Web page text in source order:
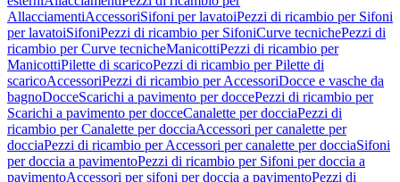
AllacciamentiAccessoriSifoni per lavatoiPezzi di ricambio per Sifoni
per lavatoiSifoniPezzi di ricambio per SifoniCurve tecnichePezzi di
ricambio per Curve tecnicheManicottiPezzi di ricambio per
ManicottiPilette di scaricoPezzi di ricambio per Pilette di
scaricoAccessoriPezzi di ricambio per AccessoriDocce e vasche da
bagnoDocceScarichi a pavimento per doccePezzi di ricambio per
Scarichi a pavimento per docceCanalette per docciaPezzi di
ricambio per Canalette per docciaAccessori per canalette per
docciaPezzi di ricambio per Accessori per canalette per docciaSifoni
per doccia a pavimentoPezzi di ricambio per Sifoni per doccia a
pavimentoAccessori per sifoni per doccia a pavimentoPezzi di